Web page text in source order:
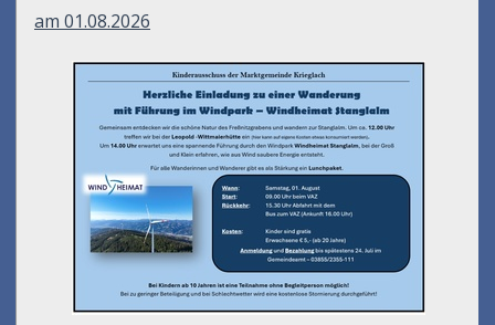
am 01.08.2026